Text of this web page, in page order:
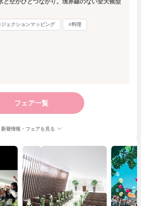
ェクションマッピング #料理
フェア一覧
新着情報・フェアを見る